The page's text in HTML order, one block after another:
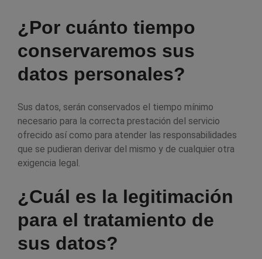
¿Por cuánto tiempo
conservaremos sus
datos personales?
Sus datos, serán conservados el tiempo mínimo
necesario para la correcta prestación del servicio
ofrecido así como para atender las responsabilidades
que se pudieran derivar del mismo y de cualquier otra
exigencia legal.
¿Cuál es la legitimación
para el tratamiento de
sus datos?